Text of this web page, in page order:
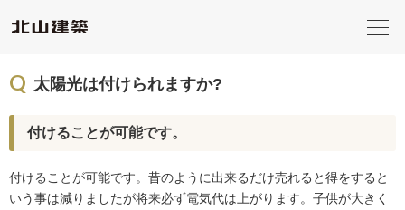
Q 太陽光は付けられますか?
付けることが可能です。
付けることが可能です。昔のように出来るだけ売れると得をすると
いう事は減りましたが将来必ず電気代は上がります。子供が大きく